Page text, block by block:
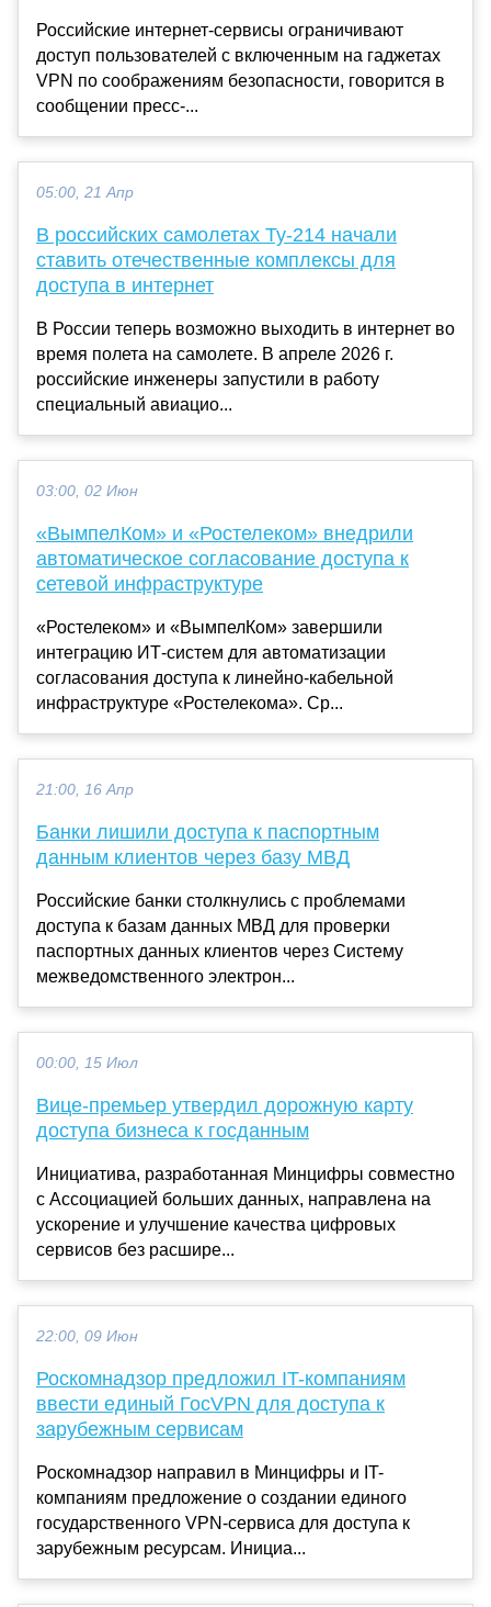
Российские интернет-сервисы ограничивают
доступ пользователей с включенным на гаджетах
VPN по соображениям безопасности, говорится в
сообщении пресс-...
05:00, 21 Апр
В российских самолетах Ту-214 начали
ставить отечественные комплексы для
доступа в интернет
В России теперь возможно выходить в интернет во
время полета на самолете. В апреле 2026 г.
российские инженеры запустили в работу
специальный авиацио...
03:00, 02 Июн
«ВымпелКом» и «Ростелеком» внедрили
автоматическое согласование доступа к
сетевой инфраструктуре
«Ростелеком» и «ВымпелКом» завершили
интеграцию ИТ-систем для автоматизации
согласования доступа к линейно-кабельной
инфраструктуре «Ростелекома». Ср...
21:00, 16 Апр
Банки лишили доступа к паспортным
данным клиентов через базу МВД
Российские банки столкнулись с проблемами
доступа к базам данных МВД для проверки
паспортных данных клиентов через Систему
межведомственного электрон...
00:00, 15 Июл
Вице-премьер утвердил дорожную карту
доступа бизнеса к госданным
Инициатива, разработанная Минцифры совместно
с Ассоциацией больших данных, направлена на
ускорение и улучшение качества цифровых
сервисов без расшире...
22:00, 09 Июн
Роскомнадзор предложил IT-компаниям
ввести единый ГосVPN для доступа к
зарубежным сервисам
Роскомнадзор направил в Минцифры и IT-
компаниям предложение о создании единого
государственного VPN-сервиса для доступа к
зарубежным ресурсам. Инициа...